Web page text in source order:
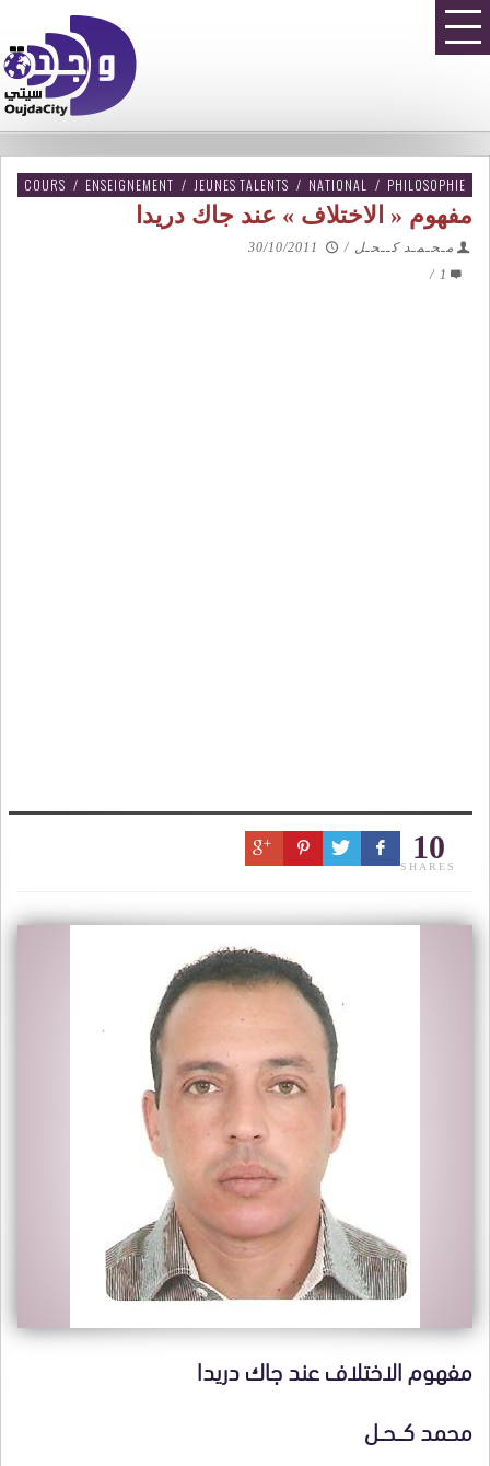
COURS / ENSEIGNEMENT / JEUNES TALENTS / NATIONAL / PHILOSOPHIE
مفهوم « الاختلاف » عند جاك دريدا
مـحـمـد كــحـل /
30/10/2011
1
/
10
SHARES
مفهوم الاختلاف عند جاك دريدا
محمد كـــحــل